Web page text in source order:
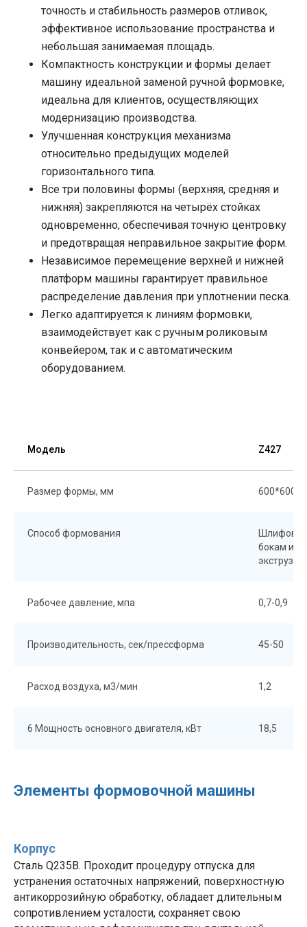
точность и стабильность размеров отливок,
эффективное использование пространства и
небольшая занимаемая площадь.
Компактность конструкции и формы делает
машину идеальной заменой ручной формовке,
идеальна для клиентов, осуществляющих
модернизацию производства.
Улучшенная конструкция механизма
относительно предыдущих моделей
горизонтального типа.
Все три половины формы (верхняя, средняя и
нижняя) закрепляются на четырёх стойках
одновременно, обеспечивая точную центровку
и предотвращая неправильное закрытие форм.
Независимое перемещение верхней и нижней
платформ машины гарантирует правильное
распределение давления при уплотнении песка.
Легко адаптируется к линиям формовки,
взаимодействует как с ручным роликовым
конвейером, так и с автоматическим
оборудованием.
Модель Z427
Размер формы, мм
Способ формования
бокам и
экструзия
Рабочее давление, мпа 0,7-0,9
Производительность, сек/прессформа 45-50
Расход воздуха, м3/мин 1,2
6 Мощность основного двигателя, кВт 18,5
Элементы формовочной машины
Корпус
Сталь Q235B. Проходит процедуру отпуска для
устранения остаточных напряжений, поверхностную
антикоррозийную обработку, обладает длительным
сопротивлением усталости, сохраняет свою